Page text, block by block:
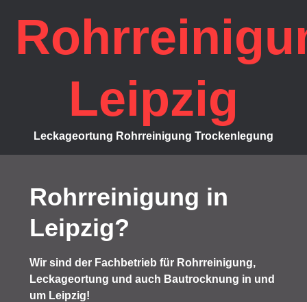
content
Leipzig
Leckageortung Rohrreinigung Trockenlegung
Rohrreinigung in
Leipzig?
Wir sind der Fachbetrieb für Rohrreinigung,
Leckageortung und auch Bautrocknung in und
um Leipzig!